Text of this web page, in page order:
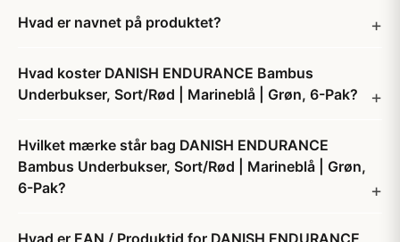
Hvad er navnet på produktet?
Hvad koster DANISH ENDURANCE Bambus
Underbukser, Sort/Rød | Marineblå | Grøn, 6-Pak?
Hvilket mærke står bag DANISH ENDURANCE
Bambus Underbukser, Sort/Rød | Marineblå | Grøn,
6-Pak?
Hvad er EAN / Produktid for DANISH ENDURANCE